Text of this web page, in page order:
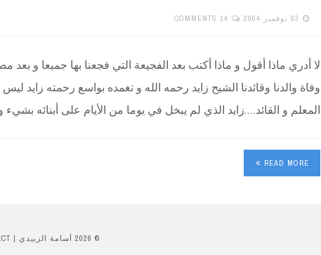
03 نوفمبر 2004 14 COMMENTS
لا أدري ماذا أقول و ماذا أكتب بعد الفجيعة التي فجعنا بها جميعا و بعد
وفاة والدنا وقائدنا الشيح زايد رحمه الله و تغمده بواسع رحمته زايد
المعلم و القائد….زايد الذي لم يبخل في يوما من الأيام على أبنائه
READ MORE
© 2026 أسامة الزبيدي |